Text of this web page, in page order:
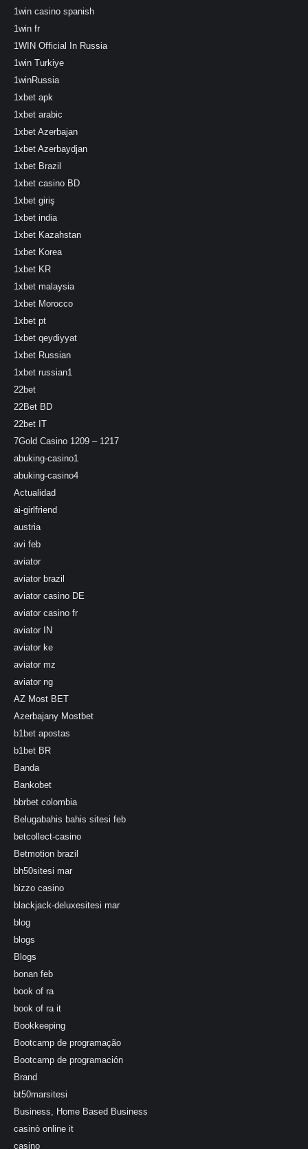
1win casino spanish
1win fr
1WIN Official In Russia
1win Turkiye
1winRussia
1xbet apk
1xbet arabic
1xbet Azerbajan
1xbet Azerbaydjan
1xbet Brazil
1xbet casino BD
1xbet giriş
1xbet india
1xbet Kazahstan
1xbet Korea
1xbet KR
1xbet malaysia
1xbet Morocco
1xbet pt
1xbet qeydiyyat
1xbet Russian
1xbet russian1
22bet
22Bet BD
22bet IT
7Gold Casino 1209 – 1217
abuking-casino1
abuking-casino4
Actualidad
ai-girlfriend
austria
avi feb
aviator
aviator brazil
aviator casino DE
aviator casino fr
aviator IN
aviator ke
aviator mz
aviator ng
AZ Most BET
Azerbajany Mostbet
b1bet apostas
b1bet BR
Banda
Bankobet
bbrbet colombia
Belugabahis bahis sitesi feb
betcollect-casino
Betmotion brazil
bh50sitesi mar
bizzo casino
blackjack-deluxesitesi mar
blog
blogs
Blogs
bonan feb
book of ra
book of ra it
Bookkeeping
Bootcamp de programação
Bootcamp de programación
Brand
bt50marsitesi
Business, Home Based Business
casinò online it
casino